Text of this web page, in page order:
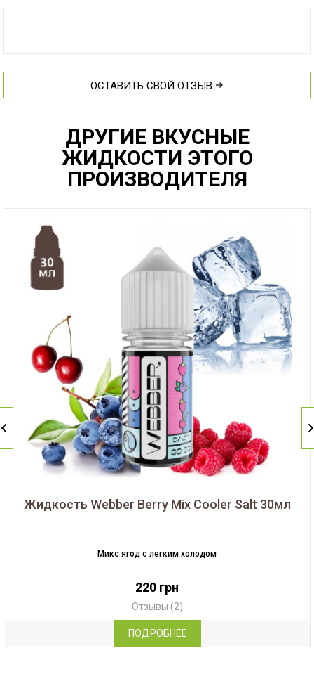
ОСТАВИТЬ СВОЙ ОТЗЫВ
ДРУГИЕ ВКУСНЫЕ
ЖИДКОСТИ ЭТОГО
ПРОИЗВОДИТЕЛЯ
Жидкость Webber Berry Mix Cooler Salt 30мл
Микс ягод с легким холодом
220 грн
Отзывы (2)
ПОДРОБНЕЕ